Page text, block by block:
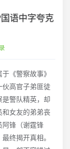
语中字夸克
《警察故事》
高官子弟匪徒
警队精英，却
女友的弟弟丧
阿锋（谢霆锋
终揭开真相。